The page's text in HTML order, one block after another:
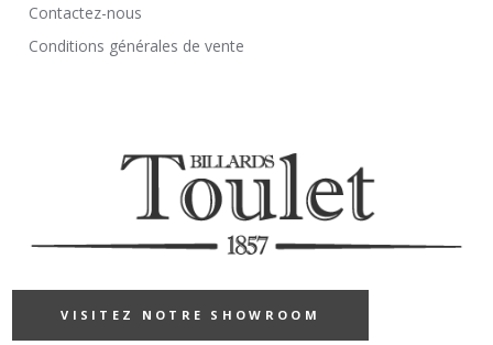
Contactez-nous
Conditions générales de vente
VISITEZ NOTRE SHOWROOM